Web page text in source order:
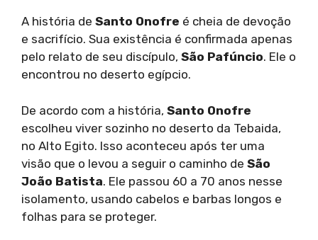
A história de Santo Onofre é cheia de devoção
e sacrifício. Sua existência é confirmada apenas
pelo relato de seu discípulo, São Pafúncio. Ele o
encontrou no deserto egípcio.
De acordo com a história, Santo Onofre
escolheu viver sozinho no deserto da Tebaida,
no Alto Egito. Isso aconteceu após ter uma
visão que o levou a seguir o caminho de São
João Batista. Ele passou 60 a 70 anos nesse
isolamento, usando cabelos e barbas longos e
folhas para se proteger.